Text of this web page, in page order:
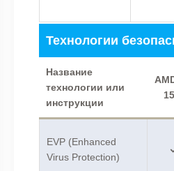
Технологии
Название
технологии или
инструкции
EVP (Enhanced
Virus Protection)